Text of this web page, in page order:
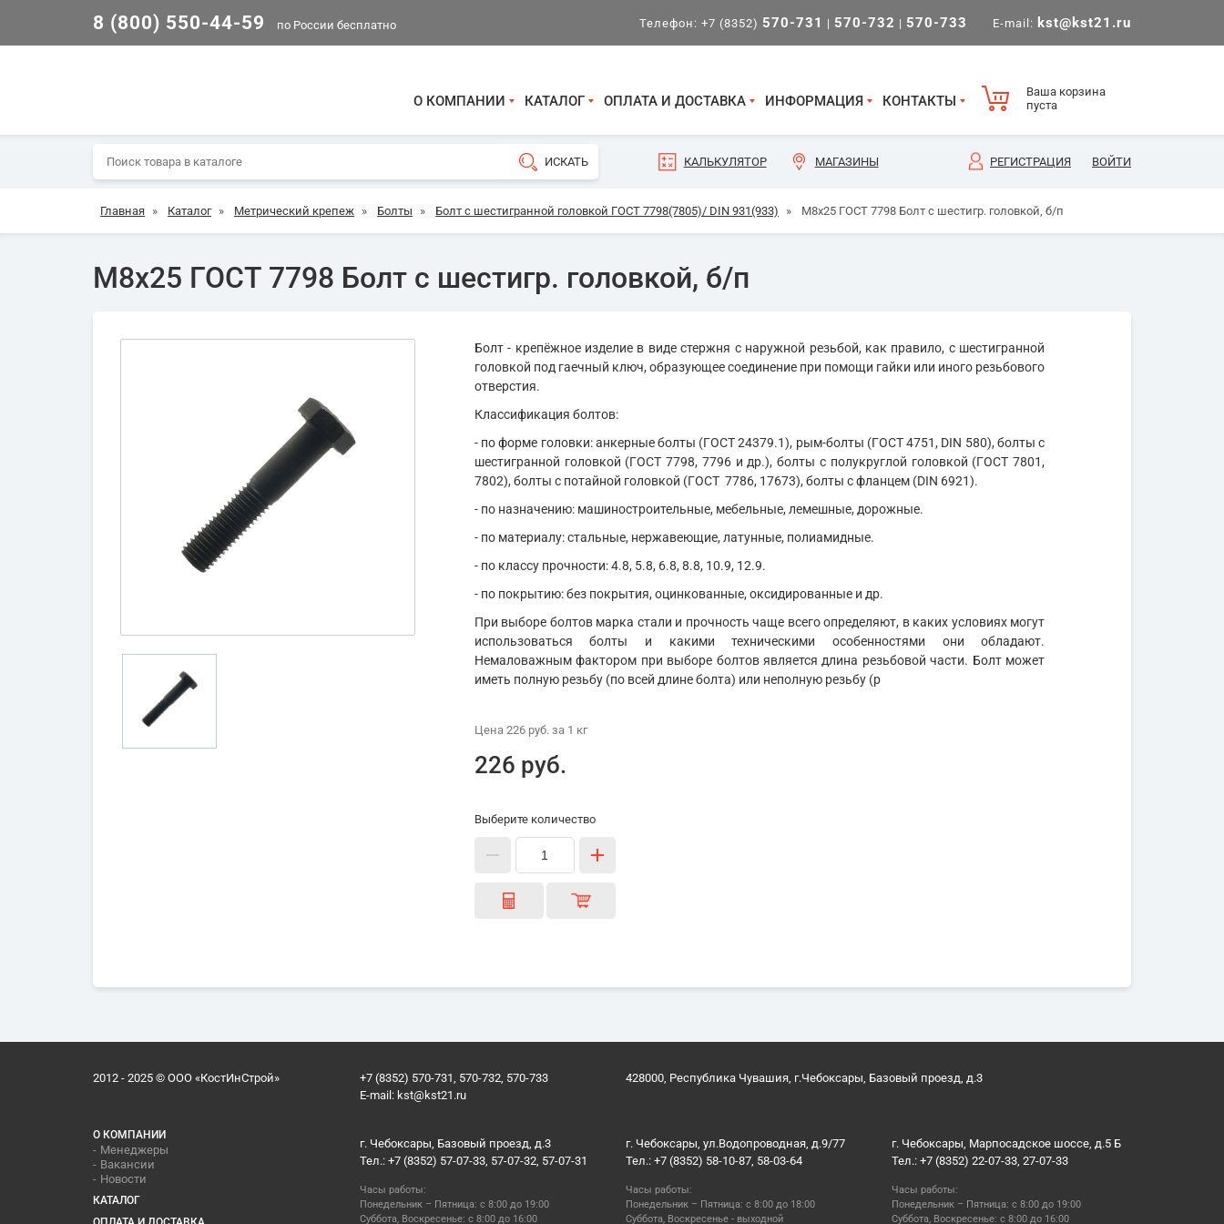
8 (800) 550-44-59 по России бесплатно Телефон: +7 (8352) 570-731 | 570-732 | 570-733 E-mail: kst@kst21.ru
О КОМПАНИИ КАТАЛОГ ОПЛАТА И ДОСТАВКА ИНФОРМАЦИЯ КОНТАКТЫ
Ваша корзина
пуста
КАЛЬКУЛЯТОР МАГАЗИНЫ РЕГИСТРАЦИЯ ВОЙТИ
Главная » Каталог » Метрический крепеж » Болты » Болт с шестигранной головкой ГОСТ 7798(7805)/ DIN 931(933) » М8х25 ГОСТ 7798 Болт с шестигр. головкой, б/п
М8х25 ГОСТ 7798 Болт с шестигр. головкой, б/п
Болт - крепёжное изделие в виде стержня с наружной резьбой, как правило, с шестигранной
головкой под гаечный ключ, образующее соединение при помощи гайки или иного резьбового
отверстия.
Классификация болтов:
- по форме головки: анкерные болты (ГОСТ 24379.1), рым-болты (ГОСТ 4751, DIN 580), болты с
шестигранной головкой (ГОСТ 7798, 7796 и др.), болты с полукруглой головкой (ГОСТ 7801,
7802), болты с потайной головкой (ГОСТ 7786, 17673), болты с фланцем (DIN 6921).
- по назначению: машиностроительные, мебельные, лемешные, дорожные.
- по материалу: стальные, нержавеющие, латунные, полиамидные.
- по классу прочности: 4.8, 5.8, 6.8, 8.8, 10.9, 12.9.
- по покрытию: без покрытия, оцинкованные, оксидированные и др.
При выборе болтов марка стали и прочность чаще всего определяют, в каких условиях могут
использоваться болты и какими техническими особенностями они обладают.
Немаловажным фактором при выборе болтов является длина резьбовой части. Болт может
иметь полную резьбу (по всей длине болта) или неполную резьбу (р
Цена 226 руб.за 1 кг
226 руб.
Выберите количество
2012 - 2025 © ООО «КостИнСтрой»
+7 (8352) 570-731, 570-732, 570-733
E-mail: kst@kst21.ru
428000, Республика Чувашия, г.Чебоксары, Базовый проезд, д.3
О КОМПАНИИ
Менеджеры
Вакансии
Новости
КАТАЛОГ
г. Чебоксары, Базовый проезд, д.3
Тел.: +7 (8352) 57-07-33, 57-07-32, 57-07-31
Часы работы:
Понедельник – Пятница: с 8:00 до 19:00
Суббота, Воскресенье: с 8:00 до 16:00
г. Чебоксары, ул.Водопроводная, д.9/77
Тел.: +7 (8352) 58-10-87, 58-03-64
Часы работы:
Понедельник – Пятница: с 8:00 до 18:00
Суббота, Воскресенье - выходной
г. Чебоксары, Марпосадское шоссе, д.5 Б
Тел.: +7 (8352) 22-07-33, 27-07-33
Часы работы:
Понедельник – Пятница: с 8:00 до 19:00
Суббота, Воскресенье: с 8:00 до 16:00